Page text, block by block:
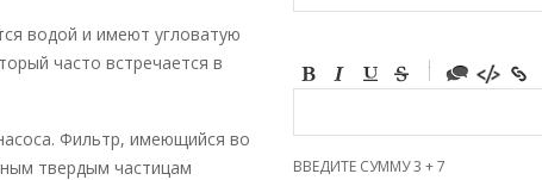
водой и имеют угловатую
часто встречается в
Фильтр, имеющийся во
твердым частицам
-
-
-
-
ВВЕДИТЕ СУММУ 3 + 7